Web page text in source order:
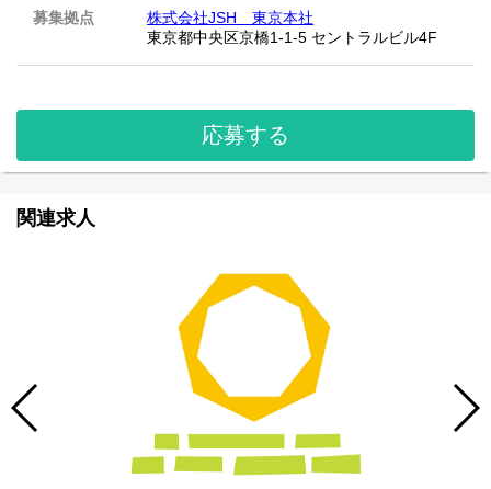
募集拠点
株式会社JSH 東京本社
東京都中央区京橋1-1-5 セントラルビル4F
応募する
関連求人